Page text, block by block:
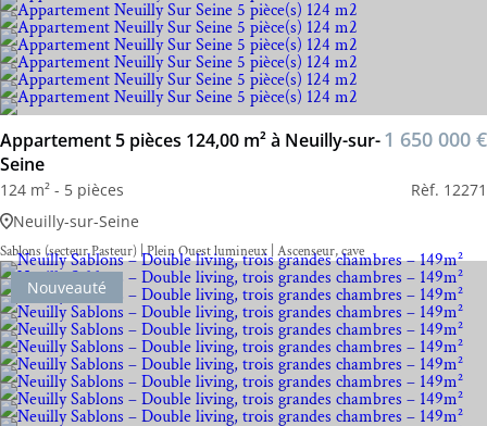
Appartement 5 pièces 124,00 m² à Neuilly-sur-
Seine
1 650 000 €
124 m² - 5 pièces
Rèf. 12271
Neuilly-sur-Seine
Sablons (secteur Pasteur) | Plein Ouest lumineux | Ascenseur, cave
Nouveauté